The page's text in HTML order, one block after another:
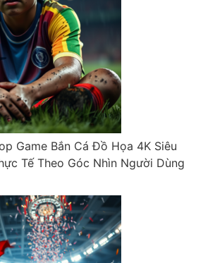
Game Bắn Cá Đồ Họa 4K Siêu
Tế Theo Góc Nhìn Người Dùng